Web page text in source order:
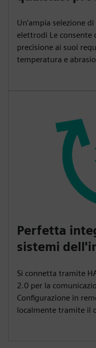
Un'ampia selezione
elettrodi Le consente
precisione ai suoi
temperatura e
Perfetta
sistemi
Si connetta tramite
2.0 per la
Configurazione in
localmente tramite il